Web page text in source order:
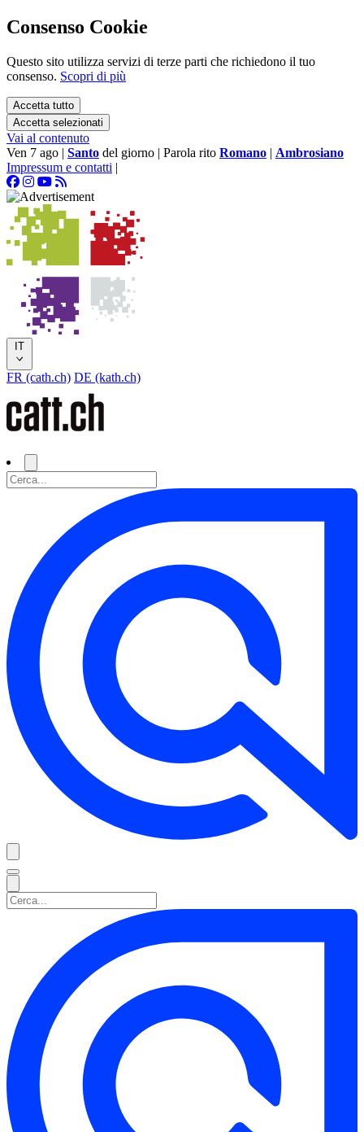
Consenso Cookie
Questo sito utilizza servizi di terze parti che richiedono il tuo
consenso. Scopri di più
Accetta tutto
Accetta selezionati
Vai al contenuto
Ven 7 ago | Santo del giorno | Parola rito Romano | Ambrosiano
Impressum e contatti |
IT
FR (cath.ch) DE (kath.ch)